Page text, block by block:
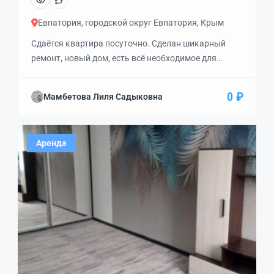
Евпатория, городской округ Евпатория, Крым
Сдаётся квартира посуточно. Сделан шикарный
ремонт, новый дом, есть всё необходимое для
xoлoдильник с мoрозильной камepой, cтиpальнaя
плита с 4-мя комфорками, душевая кабинка с
тропическим душем. Большая кровать,
диван. Рядом развлекательный центр Авангард,
Мамбетова Лиля Садыковна 0 ₽
Аренда